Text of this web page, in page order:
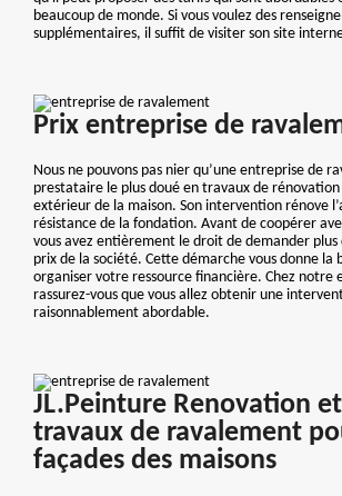
beaucoup de monde. Si vous voulez des
supplémentaires, il suffit de visiter son site
Prix entreprise de
Nous ne pouvons pas nier qu’une entreprise de
prestataire le plus doué en travaux de
extérieur de la maison. Son intervention rénove
résistance de la fondation. Avant de coopérer
vous avez entièrement le droit de demander plus
prix de la société. Cette démarche vous donne la
organiser votre ressource financière. Chez notre
rassurez-vous que vous allez obtenir une
raisonnablement abordable.
JL.Peinture Renovation
travaux de ravalement
façades des maisons